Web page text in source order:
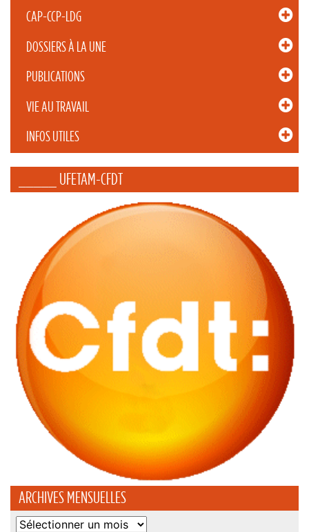
CAP-CCP-LDG
DOSSIERS À LA UNE
PUBLICATIONS
VIE AU TRAVAIL
INFOS UTILES
_____ UFETAM-CFDT
ARCHIVES MENSUELLES
Archives